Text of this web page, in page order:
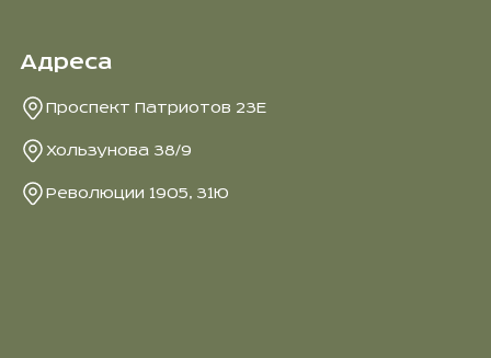
Адреса
Проспект Патриотов 23Е
Хользунова 38/9
Революции 1905, 31Ю